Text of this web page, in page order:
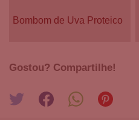
Bombom de Uva Proteico
Gostou? Compartilhe!